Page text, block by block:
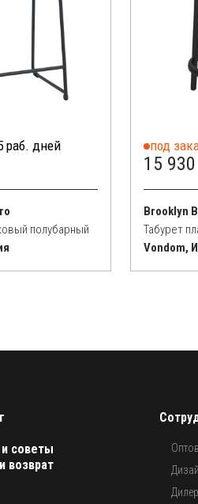
раб. дней
полубарный
под
15
Brooklyn
Табурет
Vondom,
советы
возврат